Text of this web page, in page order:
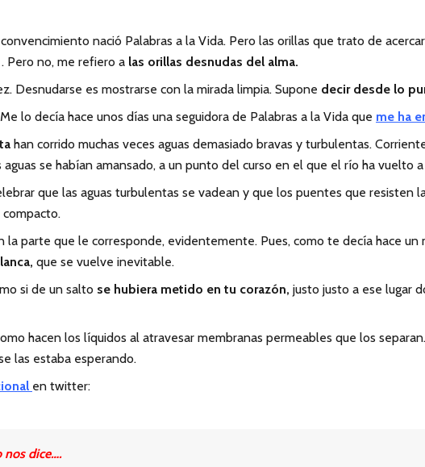
nació Palabras a la Vida. Pero las orillas que trato de
Pero no, me refiero a las orillas desnudas del alma.
Desnudarse es mostrarse con la mirada limpia. Supone decir desde lo
Me lo decía hace unos días una seguidora de Palabras a la Vida que me ha
han corrido muchas veces aguas demasiado bravas y turbulentas.
se habían amansado, a un punto del curso en el que el río ha vuelto a
que las aguas turbulentas se vadean y que los puentes que resisten
la parte que le corresponde, evidentemente. Pues, como te decía hace un
que se vuelve inevitable.
si de un salto se hubiera metido en tu corazón, justo justo a ese lugar
hacen los líquidos al atravesar membranas permeables que los
las estaba esperando.
en twitter:
nos dice….